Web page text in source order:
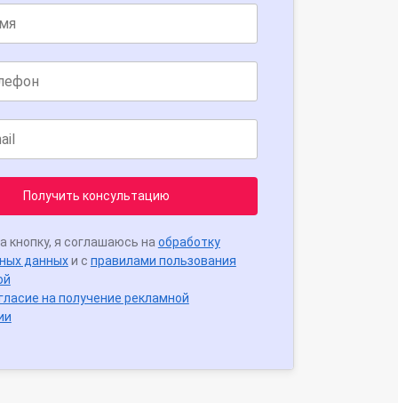
Получить консультацию
кнопку, я соглашаюсь на обработку
данныхи с правилами пользования
на получение рекламной